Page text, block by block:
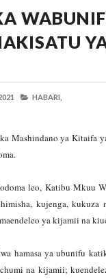
HABARI,
Mashindano ya Kitaifa
leo, Katibu Mkuu
kujenga,
ya kijamii na
hamasa ya ubunifu
na kijamii;